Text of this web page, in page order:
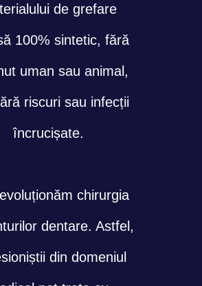
de grefare
100% sintetic, fără
uman sau animal,
riscuri sau infecții
încrucișate.
chirurgia
dentare. Astfel,
din domeniul